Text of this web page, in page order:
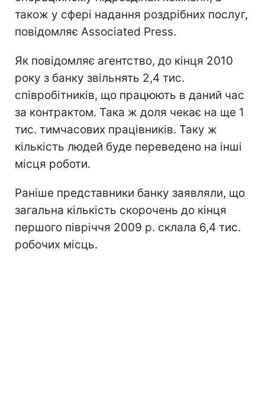
також у сфері надання роздрібних послуг,
повідомляє Associated Press.
Як повідомляє агентство, до кінця 2010
року з банку звільнять 2,4 тис.
співробітників, що працюють в даний час
за контрактом. Така ж доля чекає на ще 1
тис. тимчасових працівників. Таку ж
кількість людей буде переведено на інші
місця роботи.
Раніше представники банку заявляли, що
загальна кількість скорочень до кінця
першого півріччя 2009 р. склала 6,4 тис.
робочих місць.